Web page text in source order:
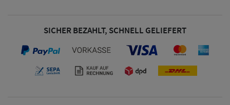
SICHER BEZAHLT, SCHNELL GELIEFERT